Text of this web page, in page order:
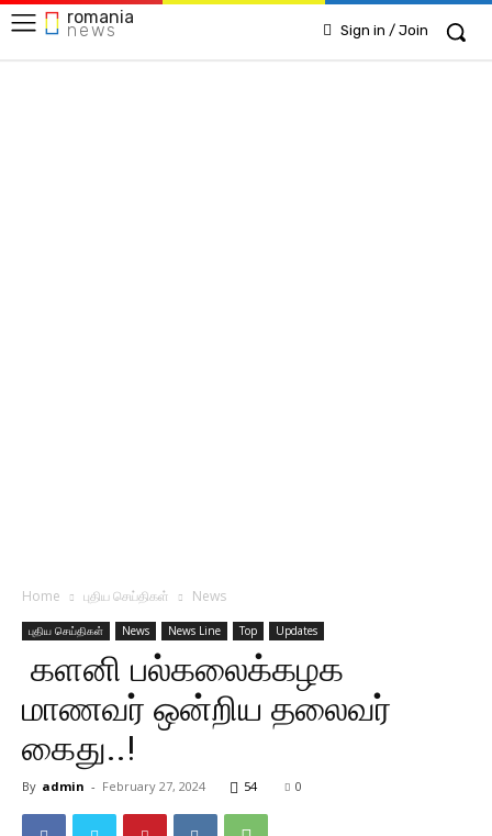
romania
news Sign in / Join
Home புதிய செய்திகள் News
புதிய செய்திகள் News News Line Top Updates
களனி பல்கலைக்கழக
மாணவர் ஒன்றிய தலைவர்
கைது..!
By admin - February 27, 2024 54 0